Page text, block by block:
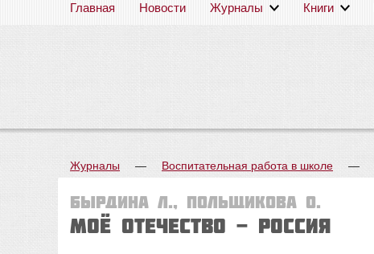
Главная Новости Журналы Книги
Журналы — Воспитательная работа в школе —
Бырдина Л., Польщикова О.
Моё Отечество - Россия